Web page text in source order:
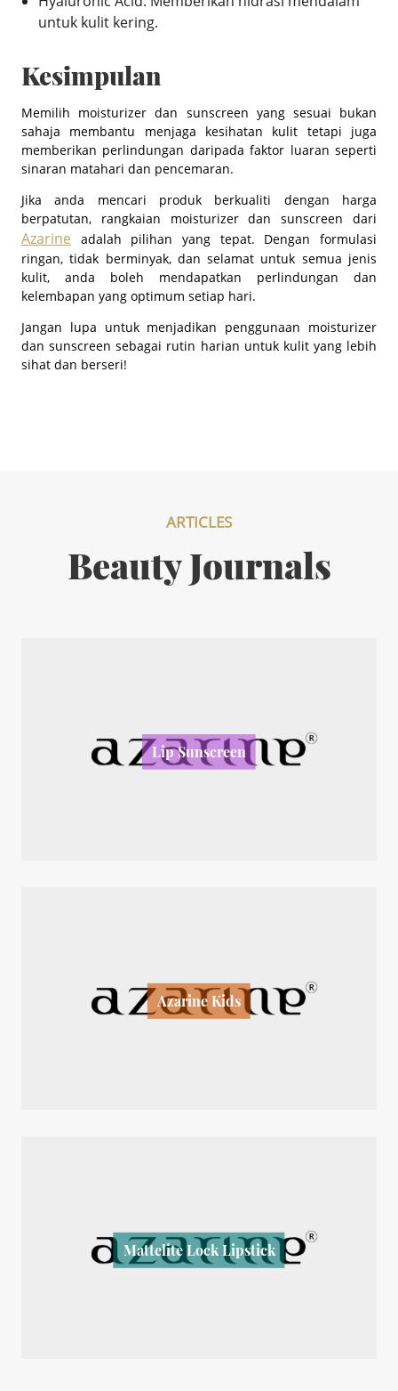
untuk kulit kering.
Kesimpulan
Memilih moisturizer dan sunscreen yang sesuai bukan
sahaja membantu menjaga kesihatan kulit tetapi juga
memberikan perlindungan daripada faktor luaran seperti
sinaran matahari dan pencemaran.
Jika anda mencari produk berkualiti dengan harga
berpatutan, rangkaian moisturizer dan sunscreen dari
Azarine adalah pilihan yang tepat. Dengan formulasi
ringan, tidak berminyak, dan selamat untuk semua jenis
kulit, anda boleh mendapatkan perlindungan dan
kelembapan yang optimum setiap hari.
Jangan lupa untuk menjadikan penggunaan moisturizer
dan sunscreen sebagai rutin harian untuk kulit yang lebih
sihat dan berseri!
ARTICLES
Beauty Journals
Lip Sunscreen
Azarine Kids
Mattelite Lock Lipstick